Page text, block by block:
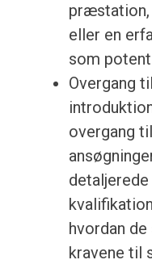
eller en
som
Overgang
overgang
hvordan
kravene til